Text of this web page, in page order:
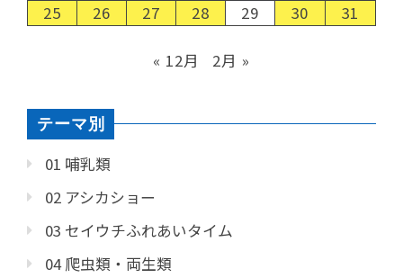
25
26 27 28 29 30 31
« 12月 2月 »
テーマ別
01 哺乳類
02 アシカショー
03 セイウチふれあいタイム
04 爬虫類・両生類